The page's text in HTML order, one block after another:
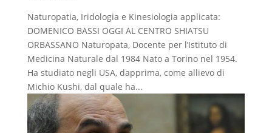
Naturopatia, Iridologia e Kinesiologia applicata:
DOMENICO BASSI OGGI AL CENTRO SHIATSU
ORBASSANO Naturopata, Docente per l’Istituto di
Medicina Naturale dal 1984 Nato a Torino nel 1954.
Ha studiato negli USA, dapprima, come allievo di
Michio Kushi, dal quale ha...